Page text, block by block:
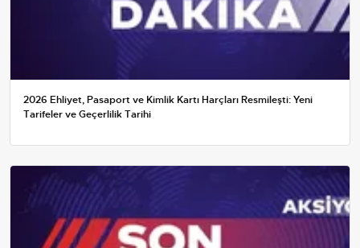
2026 Ehliyet, Pasaport ve Kimlik Kartı Harçları Resmileşti: Yeni
Tarifeler ve Geçerlilik Tarihi